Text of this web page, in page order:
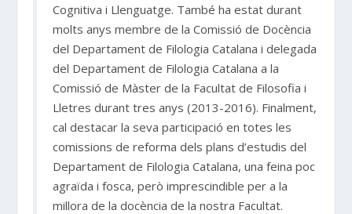
Cognitiva i Llenguatge. També ha estat durant
molts anys membre de la Comissió de Docència
del Departament de Filologia Catalana i delegada
del Departament de Filologia Catalana a la
Comissió de Màster de la Facultat de Filosofia i
Lletres durant tres anys (2013-2016). Finalment,
cal destacar la seva participació en totes les
comissions de reforma dels plans d’estudis del
Departament de Filologia Catalana, una feina poc
agraïda i fosca, però imprescindible per a la
millora de la docència de la nostra Facultat.